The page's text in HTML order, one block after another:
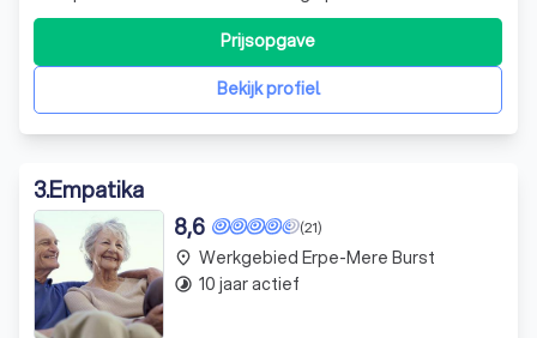
school, leefwereld en groeipotentieel. We moeten af en
toe stilstaan om weer vooruit te kunnen gaan. Het klinkt
eenvoudig, maar zoals alles in het leven, komt niets
vanzelf. We moeten werken a
Bekijk profiel
Prijsopgave
3.Empatika
(21)
8,6
place Werkgebied Erpe-Mere Burst
timelapse 10 jaar actief